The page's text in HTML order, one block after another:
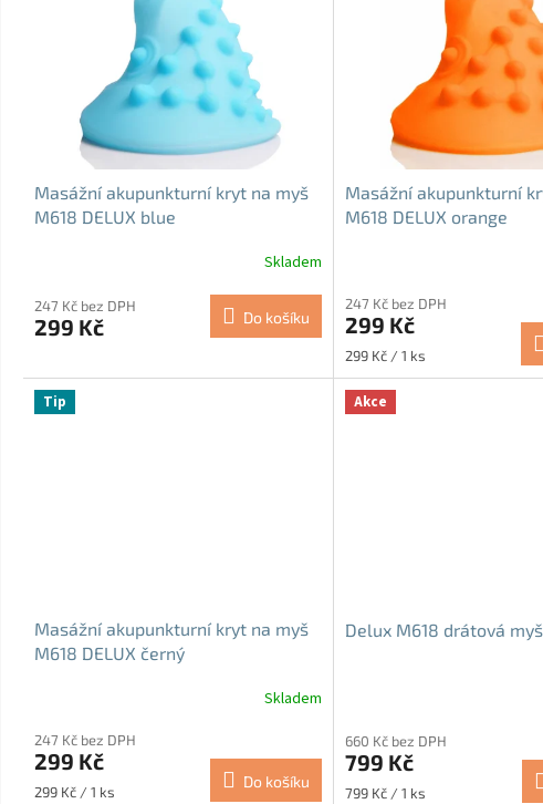
Masážní akupunkturní kryt na myš
M618 DELUX blue
Skladem
247 Kč bez DPH
299 Kč Do košíku
Masážní akupunkturní
M618 DELUX orange
247 Kč bez DPH
299 Kč
Měrná
cena:
299 Kč / 1 ks
Tip
Masážní akupunkturní kryt na myš
M618 DELUX černý
Skladem
247 Kč bez DPH
299 Kč
Měrná
299 Kč / 1 ks
Do košíku
Akce
Delux M618 drátová
produktu
je
4,8
660 Kč bez DPH
799 Kč
Měrná
799 Kč / 1 ks